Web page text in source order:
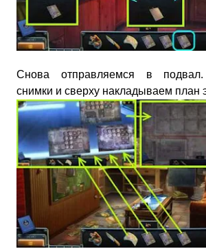
Снова отправляемся в подвал.
снимки и сверху накладываем план